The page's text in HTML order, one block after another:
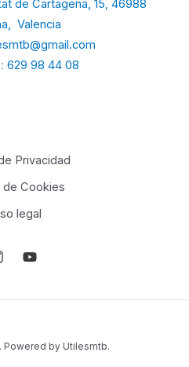
de Cartagena, 15, 46988
Valencia
: 629 98 44 08
Privacidad
de Cookies
legal
by Utilesmtb.